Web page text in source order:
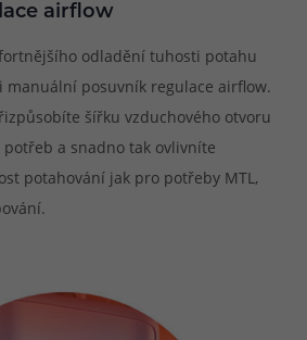
airflow
odladění tuhosti potahu
manuální posuvník regulace airflow.
šířku vzduchového otvoru
a snadno tak ovlivníte
potahování jak pro potřeby MTL,